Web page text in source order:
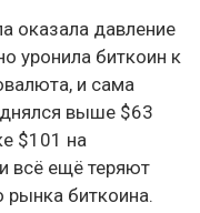
оказала давление
уронила биткоин к
и сама
выше $63
$101 на
всё ещё теряют
биткоина.